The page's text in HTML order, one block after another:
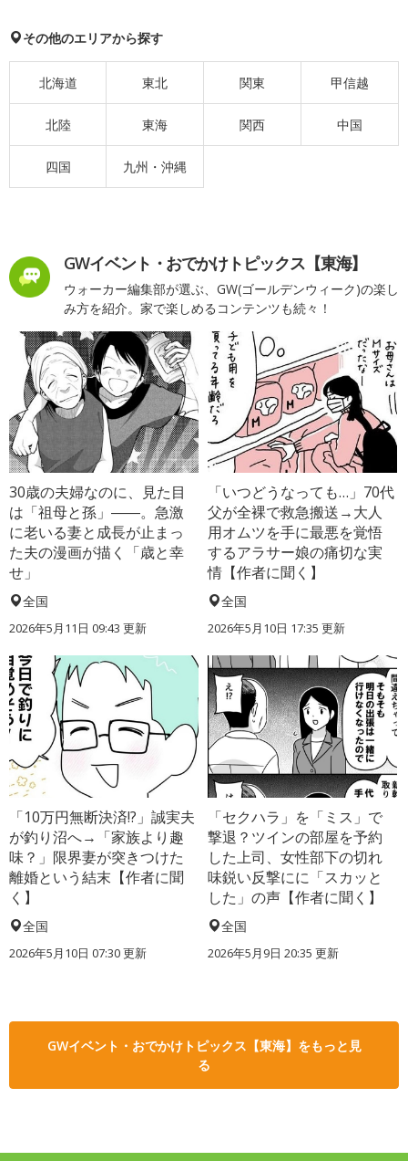
その他のエリアから探す
北海道 東北 関東 甲信越
北陸 東海 関西 中国
四国 九州・沖縄
GWイベント・おでかけトピックス【東海】
ウォーカー編集部が選ぶ、GW(ゴールデンウィーク)の楽し
み方を紹介。家で楽しめるコンテンツも続々！
30歳の夫婦なのに、見た目
は「祖母と孫」――。急激
に老いる妻と成長が止まっ
た夫の漫画が描く「歳と幸
せ」
全国
2026年5月11日 09:43 更新
「いつどうなっても…」70代
父が全裸で救急搬送→大人
用オムツを手に最悪を覚悟
するアラサー娘の痛切な実
情【作者に聞く】
全国
2026年5月10日 17:35 更新
「10万円無断決済!?」誠実夫
が釣り沼へ→「家族より趣
味？」限界妻が突きつけた
離婚という結末【作者に聞
く】
全国
2026年5月10日 07:30 更新
「セクハラ」を「ミス」で
撃退？ツインの部屋を予約
した上司、女性部下の切れ
味鋭い反撃にに「スカッと
した」の声【作者に聞く】
全国
2026年5月9日 20:35 更新
GWイベント・おでかけトピックス【東海】をもっと見
る